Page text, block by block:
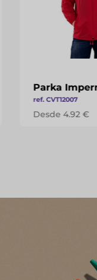
Parka
ref. CVT12007
Desde 4.92 €